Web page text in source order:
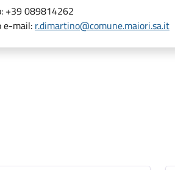
+39 089814262
e-mail: r.dimartino@comune.maiori.sa.it